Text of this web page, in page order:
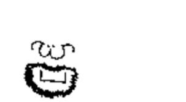
contenido